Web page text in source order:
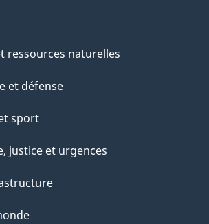
ressources naturelles
et défense
sport
justice et urgences